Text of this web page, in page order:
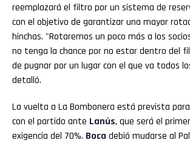
reemplazará el filtro por un sistema de
con el objetivo de garantizar una mayor
hinchas. "Rotaremos un poco más a los
no tenga la chance por no estar dentro del
de pugnar por un lugar con el que va todos
detalló.
La vuelta a La Bombonera está prevista
con el partido ante Lanús, que será el
exigencia del 70%. Boca debió mudarse al